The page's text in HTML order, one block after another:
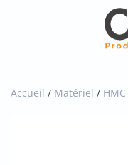
content
Accueil / Matériel / HMC